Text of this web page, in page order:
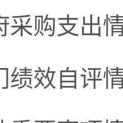
采购支出
绩效自评